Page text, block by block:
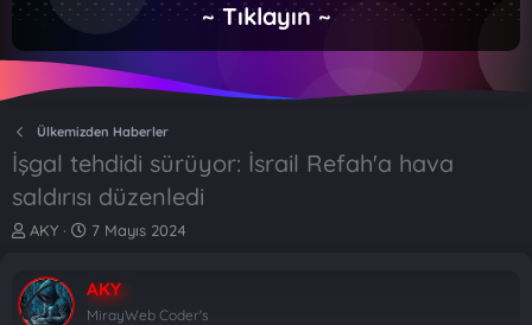
~ Tıklayın ~
Ülkemizden Haberler
İşgal tehdidi sürüyor: İsrail Refah'a hava
saldırısı düzenledi
K
b
u
AKY
B
l
a
7 Mayıs 2024
AKY
MirayWeb Coder's